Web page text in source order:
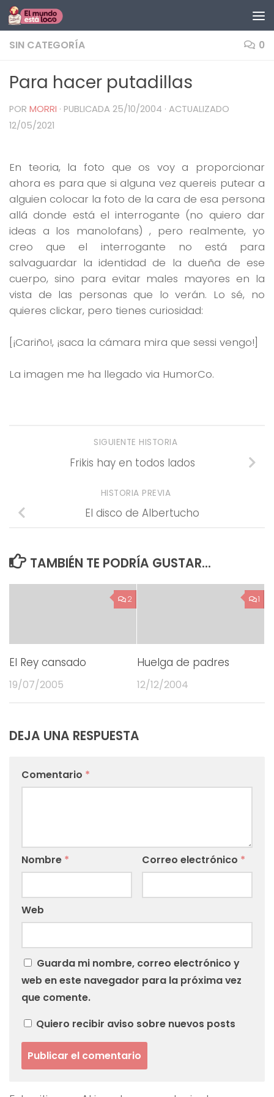
Saltar al contenido
SIN CATEGORÍA 0
Para hacer putadillas
POR MORRI · PUBLICADA 25/10/2004 · ACTUALIZADO
12/05/2021
En teoria, la foto que os voy a proporcionar
ahora es para que si alguna vez quereis putear a
alguien colocar la foto de la cara de esa persona
allá donde está el interrogante (no quiero dar
ideas a los manolofans) , pero realmente, yo
creo que el interrogante no está para
salvaguardar la identidad de la dueña de ese
cuerpo, sino para evitar males mayores en la
vista de las personas que lo verán. Lo sé, no
quieres clickar, pero tienes curiosidad:
[¡Cariño!, ¡saca la cámara mira que sessi vengo!]
La imagen me ha llegado via HumorCo.
SIGUIENTE HISTORIA
Frikis hay en todos lados
HISTORIA PREVIA
El disco de Albertucho
TAMBIÉN TE PODRÍA GUSTAR...
2
El Rey cansado
19/07/2005
1
Huelga de padres
12/12/2004
DEJA UNA RESPUESTA
Comentario *
Nombre * Correo electrónico *
Web
Guarda mi nombre, correo electrónico y
web en este navegador para la próxima vez
que comente.
Quiero recibir aviso sobre nuevos posts